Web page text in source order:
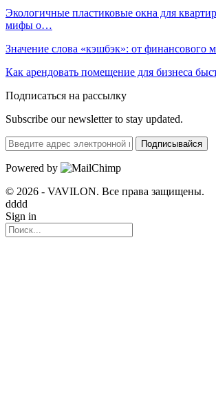
Экологичные пластиковые окна для
мифы о…
Значение слова «кэшбэк»: от финансового
Как арендовать помещение для бизнеса
Подписаться на рассылку
Subscribe our newsletter to stay updated.
Подписывайся
Powered by
© 2026 - VAVILON. Все права защищены.
dddd
Sign in